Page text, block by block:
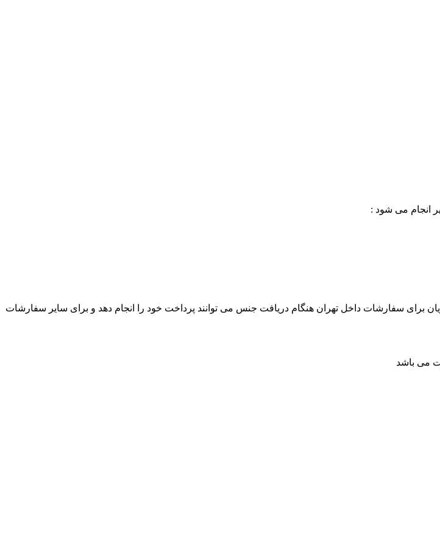
انجام می شود :
برای سفارشات داخل تهران هنگام دریافت جنس می توانند پرداخت خود را انجام دهد و برای سایر سفارشات
می باشد